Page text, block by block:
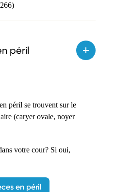
péril
péril se trouvent sur le
(caryer ovale, noyer
votre cour? Si oui,
en péril